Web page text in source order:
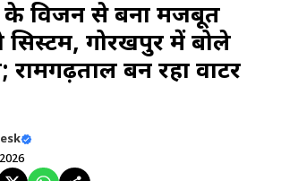
के विजन से बना मजबूत
सिस्टम, गोरखपुर में बोले
रामगढ़ताल बन रहा वाटर